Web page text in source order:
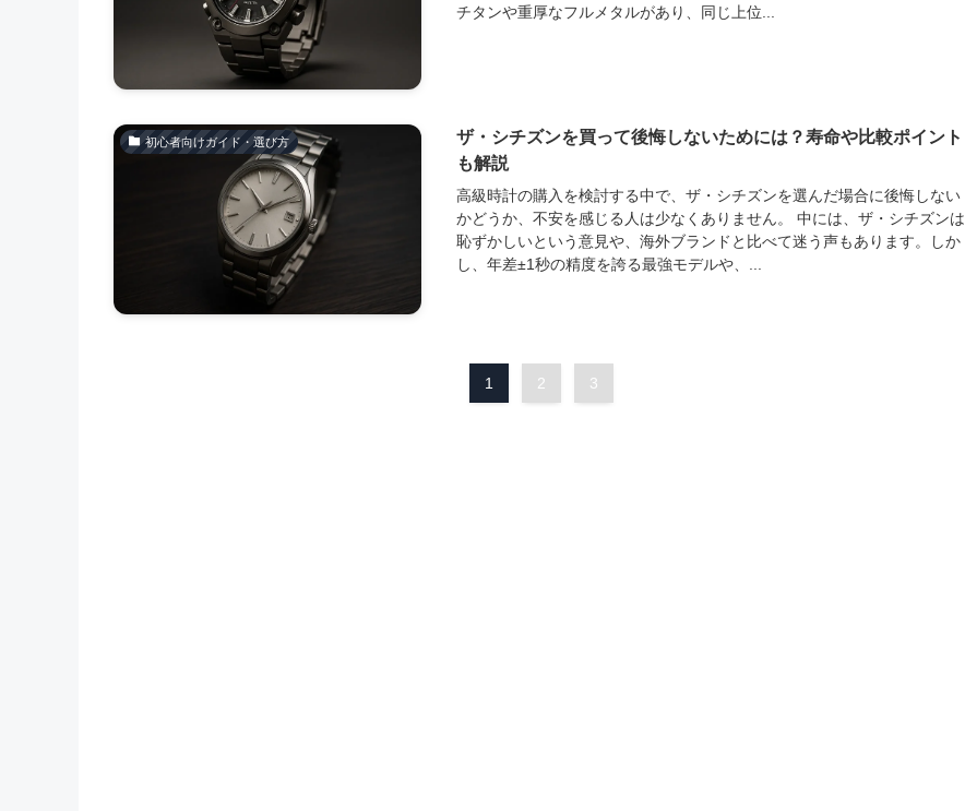
チタンや重厚なフルメタルがあり、同じ上位...
初心者向けガイド・選び方
ザ・シチズンを買って後悔しないためには？寿命や比較ポイント
も解説
高級時計の購入を検討する中で、ザ・シチズンを選んだ場合に後悔しない
かどうか、不安を感じる人は少なくありません。 中には、ザ・シチズンは
恥ずかしいという意見や、海外ブランドと比べて迷う声もあります。しか
し、年差±1秒の精度を誇る最強モデルや、...
1 2 3